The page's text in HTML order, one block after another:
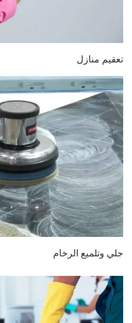
تعقيم منازل
جلي وتلميع الرخام